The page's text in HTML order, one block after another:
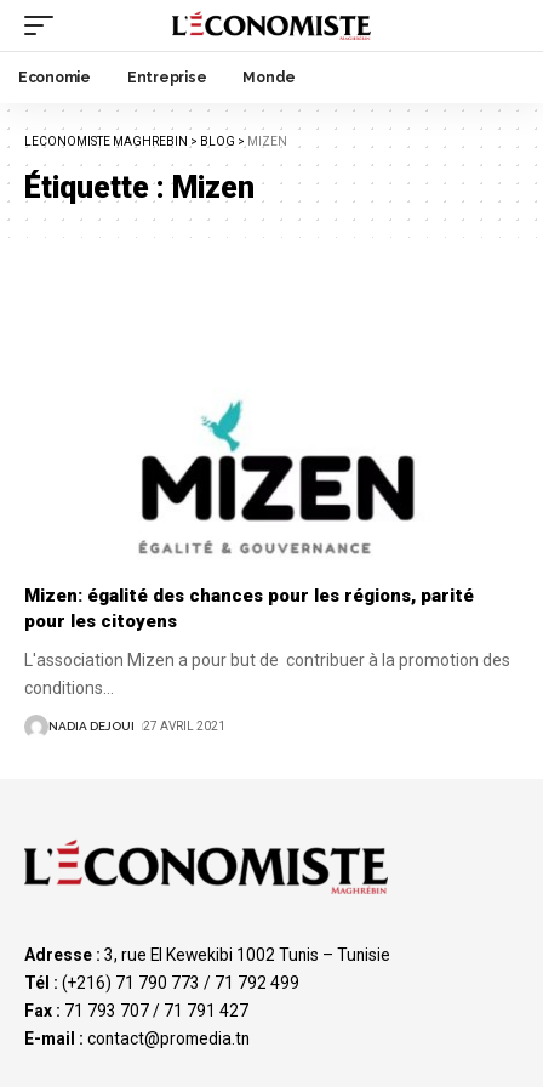
Economie Entreprise Monde
LECONOMISTE MAGHREBIN > BLOG > MIZEN
Étiquette :Mizen
Mizen: égalité des chances pour les régions, parité
pour les citoyens
L'association Mizen a pour but de contribuer à la promotion des
conditions
NADIA DEJOUI 27 AVRIL 2021
Adresse : 3, rue El Kewekibi 1002 Tunis – Tunisie
Tél : (+216) 71 790 773 / 71 792 499
Fax : 71 793 707 / 71 791 427
E-mail : contact@promedia.tn